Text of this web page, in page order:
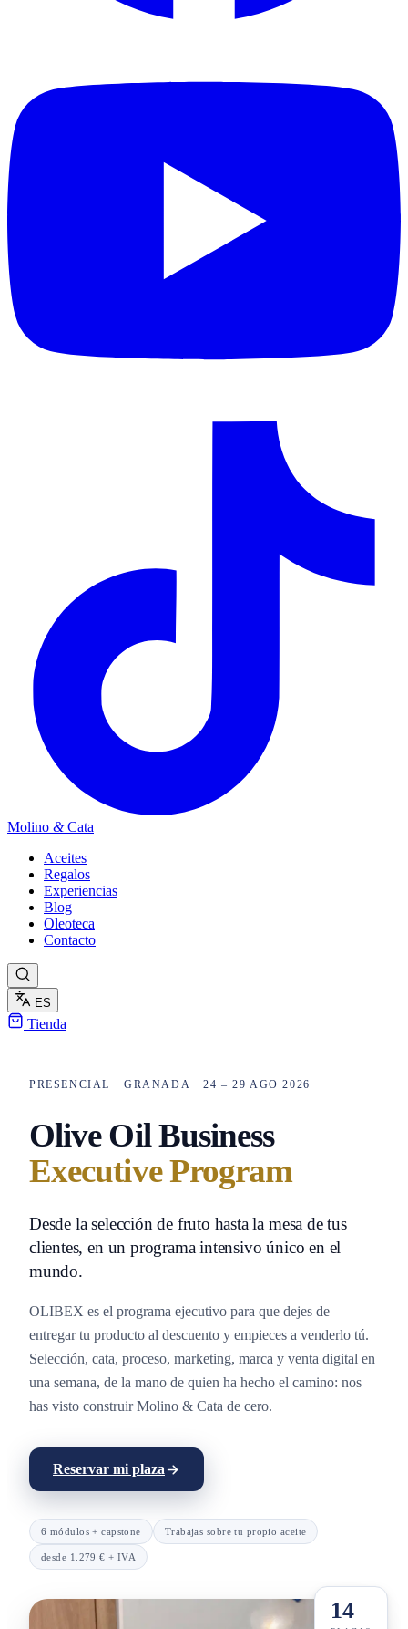
Molino &Cata
Aceites
Regalos
Experiencias
Blog
Oleoteca
Contacto
ES
Tienda
PRESENCIAL · GRANADA · 24 – 29 AGO 2026
Olive Oil Business
Executive Program
Desde la selección de fruto hasta la mesa de tus
clientes, en un programa intensivo único en el
mundo.
OLIBEX es el programa ejecutivo para que dejes de
entregar tu producto al descuento y empieces a venderlo tú.
Selección, cata, proceso, marketing, marca y venta digital en
una semana, de la mano de quien ha hecho el camino: nos
has visto construir Molino & Cata de cero.
Reservar mi plaza
6 módulos + capstone Trabajas sobre tu propio aceite
desde 1.279 € + IVA
14